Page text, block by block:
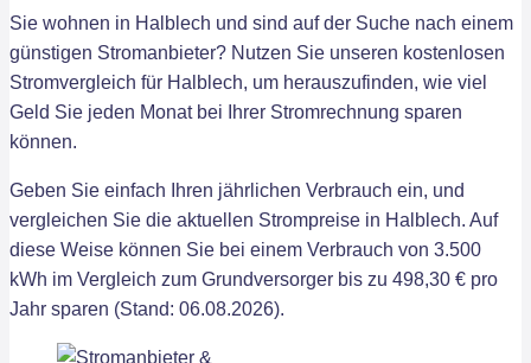
Sie wohnen in Halblech und sind auf der Suche nach einem
günstigen Stromanbieter? Nutzen Sie unseren kostenlosen
Stromvergleich für Halblech, um herauszufinden, wie viel
Geld Sie jeden Monat bei Ihrer Stromrechnung sparen
können.
Geben Sie einfach Ihren jährlichen Verbrauch ein, und
vergleichen Sie die aktuellen Strompreise in Halblech. Auf
diese Weise können Sie bei einem Verbrauch von 3.500
kWh im Vergleich zum Grundversorger bis zu 498,30 € pro
Jahr sparen (Stand: 06.08.2026).